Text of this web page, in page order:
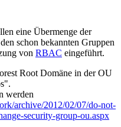
eine Übermenge der
schon bekannten Gruppen
von RBAC eingeführt.
Root Domäne in der OU
werden
archive/2012/02/07/do-not-
security-group-ou.aspx